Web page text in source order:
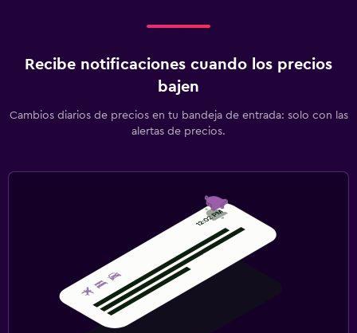
Recibe notificaciones cuando los precios
bajen
Cambios diarios de precios en tu bandeja de entrada: solo con las
alertas de precios.